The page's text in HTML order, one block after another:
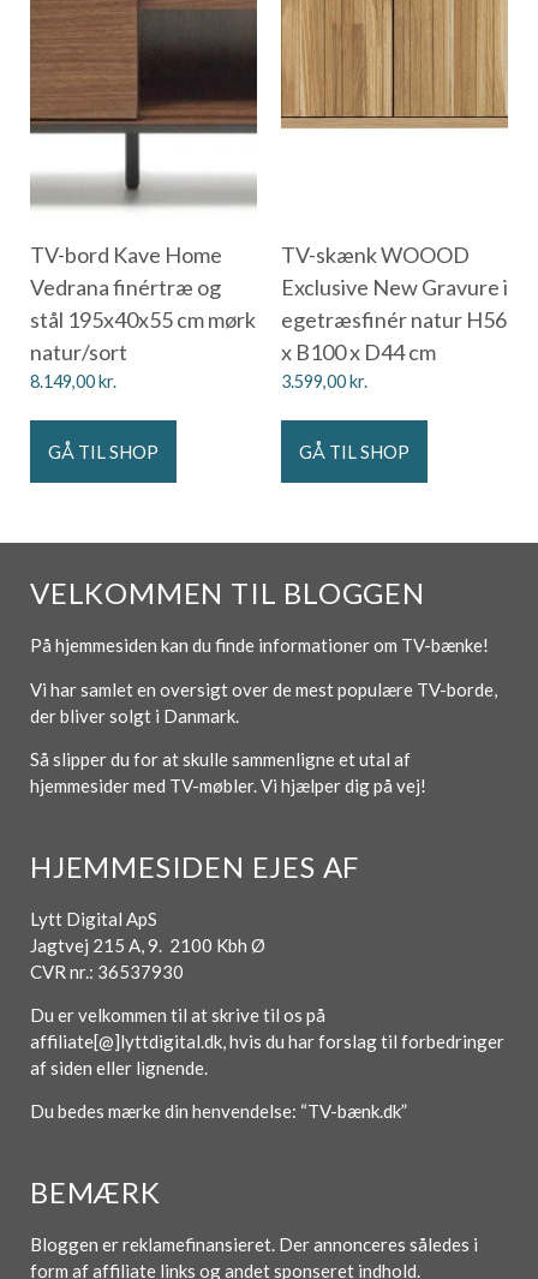
TV-bord Kave Home
Vedrana finértræ og
stål 195x40x55 cm mørk
natur/sort
8.149,00kr.
GÅ TIL SHOP
TV-skænk WOOOD
Exclusive New Gravure i
egetræsfinér natur H56
x B100 x D44 cm
3.599,00kr.
GÅ TIL SHOP
VELKOMMEN TIL BLOGGEN
På hjemmesiden kan du finde informationer om TV-bænke!
Vi har samlet en oversigt over de mest populære TV-borde,
der bliver solgt i Danmark.
Så slipper du for at skulle sammenligne et utal af
hjemmesider med TV-møbler. Vi hjælper dig på vej!
HJEMMESIDEN EJES AF
Lytt Digital ApS
Jagtvej 215 A, 9. 2100 Kbh Ø
CVR nr.: 36537930
Du er velkommen til at skrive til os på
affiliate[@]lyttdigital.dk, hvis du har forslag til forbedringer
af siden eller lignende.
Du bedes mærke din henvendelse: “TV-bænk.dk”
BEMÆRK
Bloggen er reklamefinansieret. Der annonceres således i
form af affiliate links og andet sponseret indhold.